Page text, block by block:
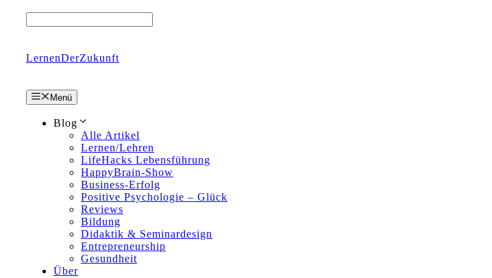
LernenDerZukunft
Menü
Blog
Alle Artikel
Lernen/Lehren
LifeHacks Lebensführung
HappyBrain-Show
Business-Erfolg
Positive Psychologie – Glück
Reviews
Bildung
Didaktik & Seminardesign
Entrepreneurship
Gesundheit
Über